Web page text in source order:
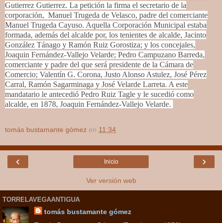
Gutierrez Gutierrez. La petición la firma el secretario de la
corporación, Manuel Trugeda de Velasco, padre del comerciante
Manuel Trugeda Cayuso. Aquella Corporación Municipal estaba
formada, además del alcalde por, los tenientes de alcalde, Jacinto
González Tánago y Ramón Ruiz Gorostiza; y los concejales,
Joaquin Fernández-Vallejo Velarde; Pedro Campuzano Barreda,
comerciante y padre del que será presidente de la Cámara de
Comercio; Valentín G. Corona, Justo Alonso Astulez, José Pérez
Carral, Ramón Sagarminaga y José Velarde Larreta. A este
mandatario le antecedió Pedro Ruiz Tagle y le sucedió como
alcalde, en 1878, Joaquin Fernández-Vallejo Velarde.
tomás bustamante gómez en 11:34
‹ ›
Inicio
Ver versión web
TORRELAVEGAANTIGUA
tomás bustamante gómez